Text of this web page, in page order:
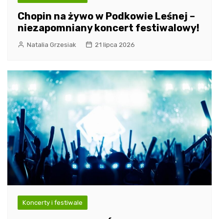
Chopin na żywo w Podkowie Leśnej –
niezapomniany koncert festiwalowy!
Natalia Grzesiak 21 lipca 2026
Koncerty i festiwale